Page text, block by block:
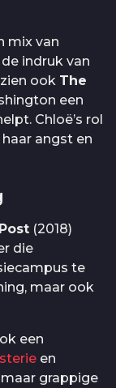
mix van
indruk van
ook The
een
Chloë’s rol
angst en
(2018)
die
te
maar ook
een
en
grappige